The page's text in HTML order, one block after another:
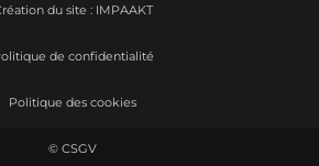
de confidentialité
Politique des cookies
du site : IMPAAKT
© CSGV